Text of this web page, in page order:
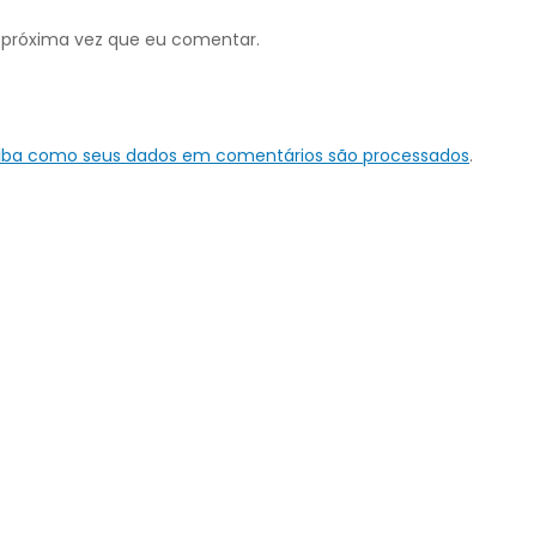
vez que eu comentar.
como seus dados em comentários são processados.